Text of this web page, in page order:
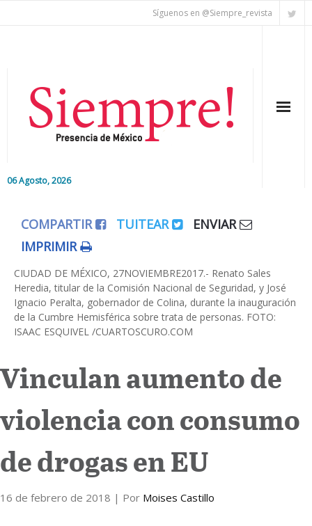
Síguenos en @Siempre_revista
06 Agosto, 2026
Editorial
Nacional
Colaboradores
Internacional
Cultura
COMPARTIR TUITEAR
ENVIAR
IMPRIMIR
CIUDAD DE MÉXICO, 27NOVIEMBRE2017.- Renato Sales
Heredia, titular de la Comisión Nacional de Seguridad, y José
Ignacio Peralta, gobernador de Colina, durante la inauguración
de la Cumbre Hemisférica sobre trata de personas. FOTO:
ISAAC ESQUIVEL /CUARTOSCURO.COM
Vinculan aumento de
violencia con consumo
de drogas en EU
16 de febrero de 2018 | Por Moises Castillo